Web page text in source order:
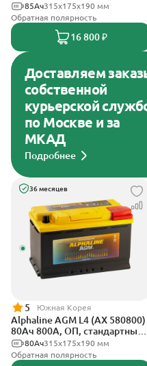
315x175x190 мм
85Ач
Обратная полярность
16 800 ₽
Доставляем
собственной
курьерской
по Москве и за
МКАД
Подробнее
36 месяцев
5 Южная Корея
Alphaline AGM L4 (AX 580800)
80Ач 800А, ОП, стандартные
клеммы315х175х190 мм
80Ач
Обратная полярность